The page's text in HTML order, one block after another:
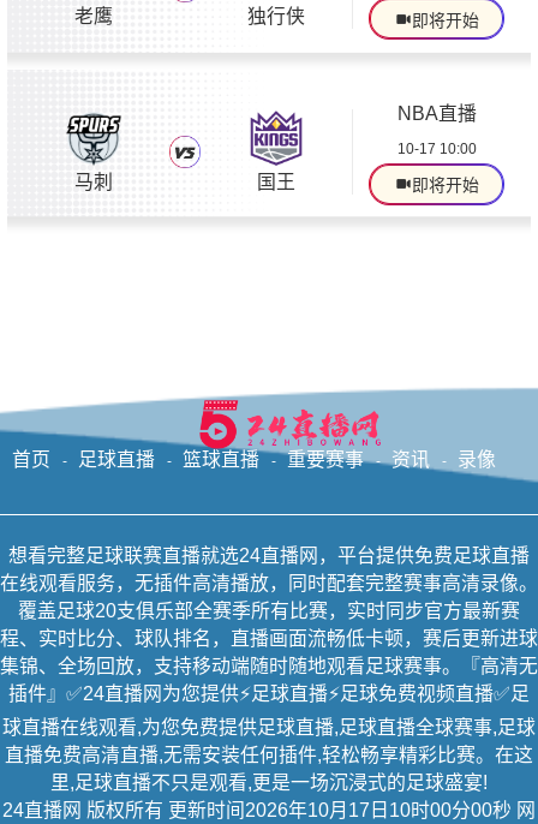
老鹰 独行侠 即将开始
马刺 国王
NBA直播
10-17 10:00
即将开始
首页 足球直播 篮球直播 重要赛事 资讯 录像
想看完整足球联赛直播就选24直播网，平台提供免费足球直播
在线观看服务，无插件高清播放，同时配套完整赛事高清录像。
覆盖足球20支俱乐部全赛季所有比赛，实时同步官方最新赛
程、实时比分、球队排名，直播画面流畅低卡顿，赛后更新进球
集锦、全场回放，支持移动端随时随地观看足球赛事。『高清无
插件』✅24直播网为您提供⚡足球直播⚡足球免费视频直播✅足
球直播在线观看,为您免费提供足球直播,足球直播全球赛事,足球
直播免费高清直播,无需安装任何插件,轻松畅享精彩比赛。在这
里,足球直播不只是观看,更是一场沉浸式的足球盛宴!
24直播网 版权所有 更新时间2026年10月17日10时00分00秒 网